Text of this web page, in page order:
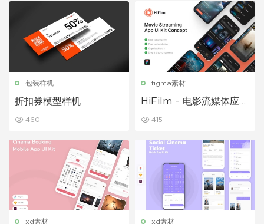
包装样机
折扣券模型样机
460
figma素材
HiFilm – 电影流媒体应用
415
xd素材 xd素材